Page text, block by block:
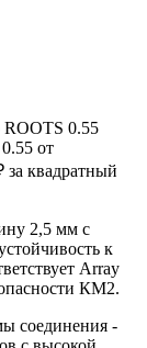
0.55
от
квадратный
2,5 мм с
к
Array
КМ2.
соединения -